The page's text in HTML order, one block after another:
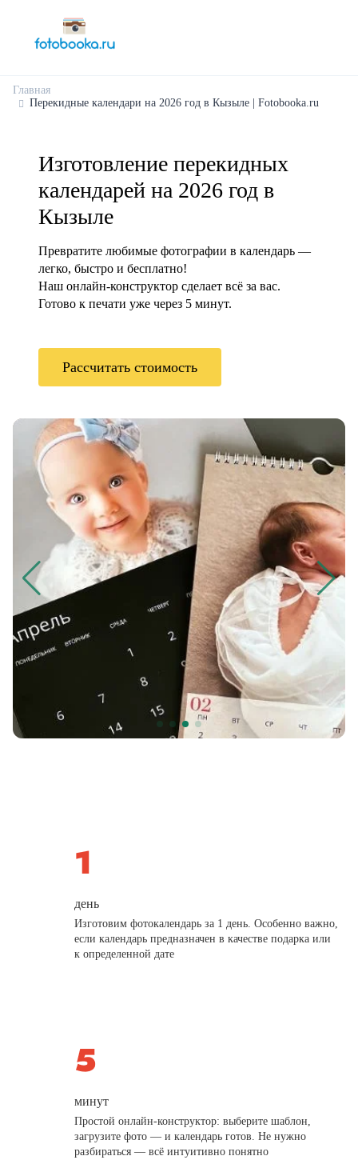
Главная
Перекидные календари на 2026 год в Кызыле | Fotobooka.ru
Изготовление перекидных
календарей на 2026 год в
Кызыле
Превратите любимые фотографии в календарь —
легко, быстро и бесплатно!
Наш онлайн-конструктор сделает всё за вас.
Готово к печати уже через 5 минут.
Рассчитать стоимость
день
Изготовим фотокалендарь за 1 день. Особенно важно,
если календарь предназначен в качестве подарка или
к определенной дате
минут
Простой онлайн-конструктор: выберите шаблон,
загрузите фото — и календарь готов. Не нужно
разбираться — всё интуитивно понятно